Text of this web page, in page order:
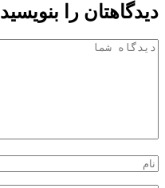
دیدگاهتان را بنویسید